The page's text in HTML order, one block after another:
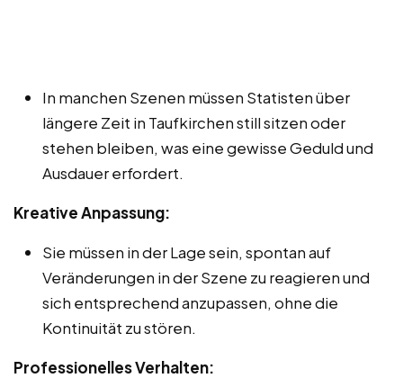
In manchen Szenen müssen Statisten über
längere Zeit in Taufkirchen still sitzen oder
stehen bleiben, was eine gewisse Geduld und
Ausdauer erfordert.
Kreative Anpassung:
Sie müssen in der Lage sein, spontan auf
Veränderungen in der Szene zu reagieren und
sich entsprechend anzupassen, ohne die
Kontinuität zu stören.
Professionelles Verhalten: